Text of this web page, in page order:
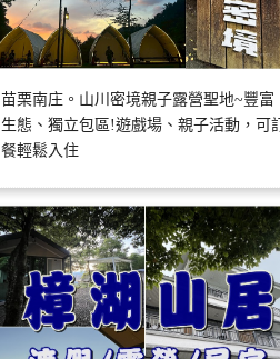
苗栗南庄。山川密境親子露營聖地~豐富
生態、獨立包區!遊戲場、親子活動，可訂
餐輕鬆入住